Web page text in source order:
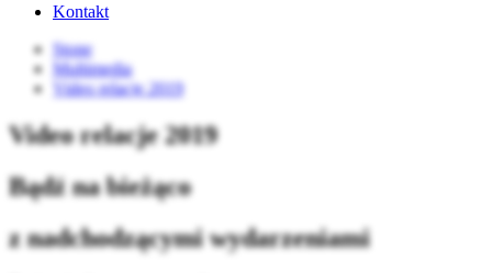
Kontakt
Stone
Multimedia
Video relacje 2019
Video relacje 2019
Bądź na bieżąco
z nadchodzącymi wydarzeniami